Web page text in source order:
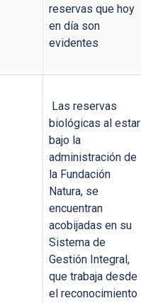
reservas que hoy
en día son
evidentes
Las reservas
biológicas al estar
bajo la
administración de
la Fundación
Natura, se
encuentran
acobijadas en su
Sistema de
Gestión Integral,
que trabaja desde
el reconocimiento